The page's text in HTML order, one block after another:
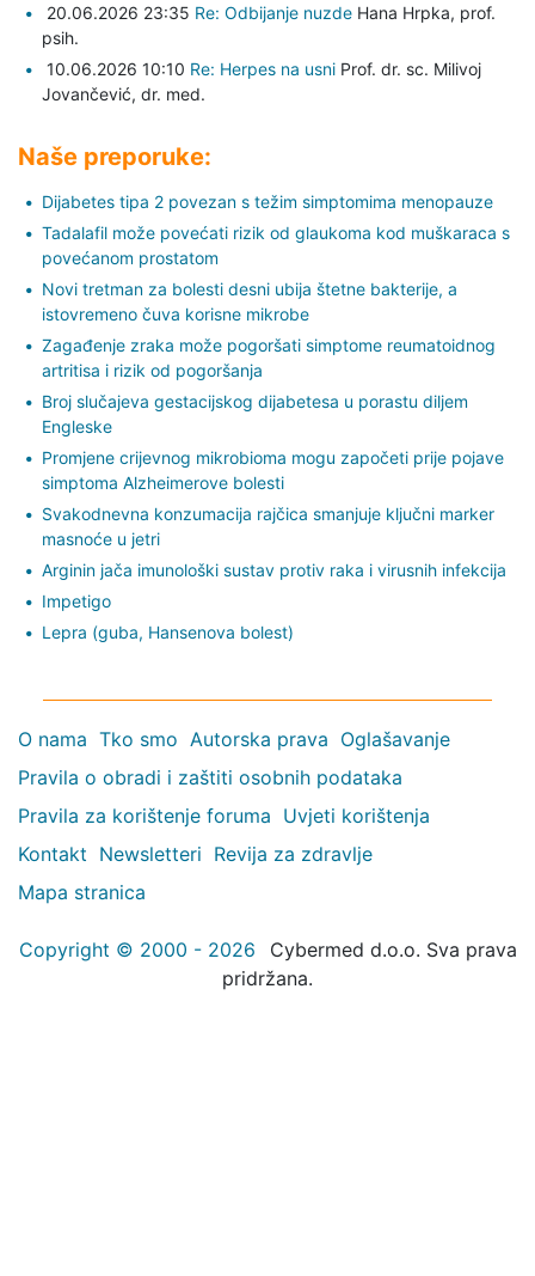
20.06.2026 23:35 Re: Odbijanje nuzde Hana Hrpka, prof.
psih.
10.06.2026 10:10 Re: Herpes na usni Prof. dr. sc. Milivoj
Jovančević, dr. med.
Naše preporuke:
Dijabetes tipa 2 povezan s težim simptomima menopauze
Tadalafil može povećati rizik od glaukoma kod muškaraca s
povećanom prostatom
Novi tretman za bolesti desni ubija štetne bakterije, a
istovremeno čuva korisne mikrobe
Zagađenje zraka može pogoršati simptome reumatoidnog
artritisa i rizik od pogoršanja
Broj slučajeva gestacijskog dijabetesa u porastu diljem
Engleske
Promjene crijevnog mikrobioma mogu započeti prije pojave
simptoma Alzheimerove bolesti
Svakodnevna konzumacija rajčica smanjuje ključni marker
masnoće u jetri
Arginin jača imunološki sustav protiv raka i virusnih infekcija
Impetigo
Lepra (guba, Hansenova bolest)
O nama Tko smo Autorska prava Oglašavanje
Pravila o obradi i zaštiti osobnih podataka
Pravila za korištenje foruma Uvjeti korištenja
Kontakt Newsletteri Revija za zdravlje
Mapa stranica
Copyright © 2000 - 2026
Cybermed d.o.o. Sva prava
pridržana.